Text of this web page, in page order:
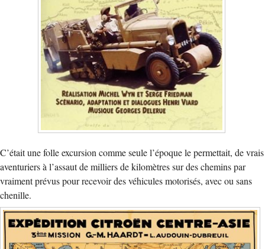
C’était une folle excursion comme seule l’époque le permettait, de vrais
aventuriers à l’assaut de milliers de kilomètres sur des chemins par
vraiment prévus pour recevoir des véhicules motorisés, avec ou sans
chenille.